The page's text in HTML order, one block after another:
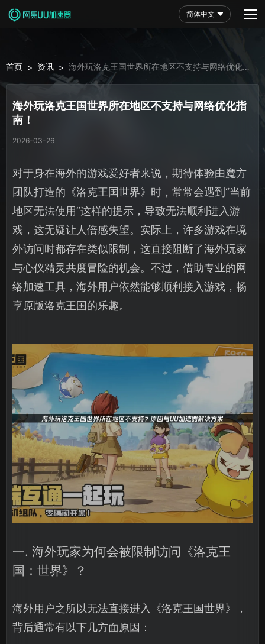
简体中文
首页 > 资讯 > 海外玩洛克王国世界所在地区不支持与网络优化指
南！
海外玩洛克王国世界所在地区不支持与网络优化指
南！
2026-03-26
对于身在海外的游戏爱好者来说，期待体验由魔方
团队打造的《洛克王国世界》时，常常会遇到“当前
地区无法使用”这样的提示，导致无法顺利进入游
戏，这无疑让人倍感失望。实际上，许多游戏在境
外访问时都存在类似限制，这直接阻断了海外玩家
与心仪精灵共度冒险的机会。不过，借助专业的网
络加速工具，海外用户依然能够顺利接入游戏，畅
享原版洛克王国的乐趣。
一. 海外玩家为何会被限制访问《洛克王
国：世界》？
海外用户之所以无法直接进入《洛克王国世界》，
背后通常有以下几方面原因：